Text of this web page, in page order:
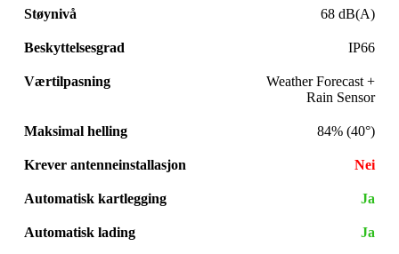
Støynivå 68 dB(A)
Beskyttelsesgrad IP66
Værtilpasning
Weather Forecast +
Rain Sensor
Maksimal helling 84% (40°)
Krever antenneinstallasjon Nei
Automatisk kartlegging Ja
Automatisk lading Ja